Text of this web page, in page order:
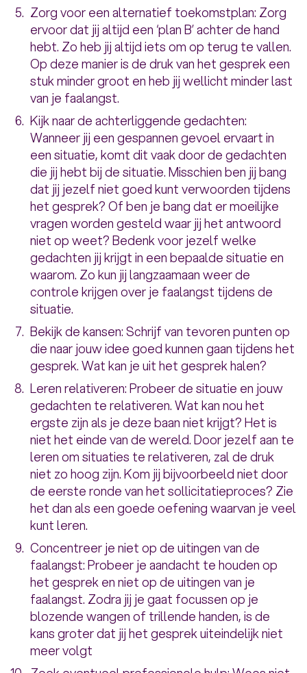
Zorg voor een alternatief toekomstplan: Zorg
ervoor dat jij altijd een ‘plan B’ achter de hand
hebt. Zo heb jij altijd iets om op terug te vallen.
Op deze manier is de druk van het gesprek een
stuk minder groot en heb jij wellicht minder last
van je faalangst.
Kijk naar de achterliggende gedachten:
Wanneer jij een gespannen gevoel ervaart in
een situatie, komt dit vaak door de gedachten
die jij hebt bij de situatie. Misschien ben jij bang
dat jij jezelf niet goed kunt verwoorden tijdens
het gesprek? Of ben je bang dat er moeilijke
vragen worden gesteld waar jij het antwoord
niet op weet? Bedenk voor jezelf welke
gedachten jij krijgt in een bepaalde situatie en
waarom. Zo kun jij langzaamaan weer de
controle krijgen over je faalangst tijdens de
situatie.
Bekijk de kansen: Schrijf van tevoren punten op
die naar jouw idee goed kunnen gaan tijdens het
gesprek. Wat kan je uit het gesprek halen?
Leren relativeren: Probeer de situatie en jouw
gedachten te relativeren. Wat kan nou het
ergste zijn als je deze baan niet krijgt? Het is
niet het einde van de wereld. Door jezelf aan te
leren om situaties te relativeren, zal de druk
niet zo hoog zijn. Kom jij bijvoorbeeld niet door
de eerste ronde van het sollicitatieproces? Zie
het dan als een goede oefening waarvan je veel
kunt leren.
Concentreer je niet op de uitingen van de
faalangst: Probeer je aandacht te houden op
het gesprek en niet op de uitingen van je
faalangst. Zodra jij je gaat focussen op je
blozende wangen of trillende handen, is de
kans groter dat jij het gesprek uiteindelijk niet
meer volgt